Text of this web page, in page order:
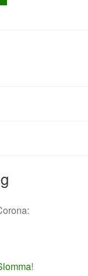
!